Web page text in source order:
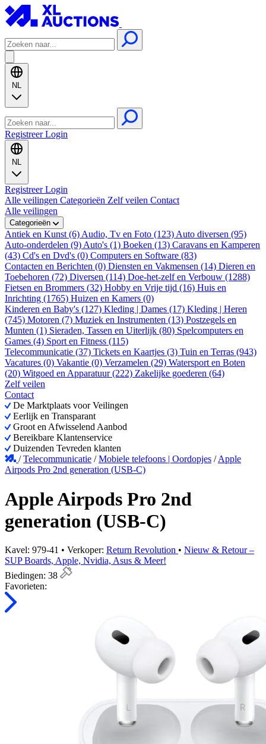
NL
RegistreerLogin
NL
RegistreerLogin
Alle veilingen Categorieën Zelf veilen Contact
Alle veilingen
Categorieën
Antiek en Kunst (6) Audio, Tv en Foto (123) Auto diversen (95)
Auto-onderdelen (9) Auto's (1) Boeken (13) Caravans en Kamperen
(43) Cd's en Dvd's (0) Computers en Software (83)
Contacten en Berichten (0) Diensten en Vakmensen (14) Dieren en
Toebehoren (72) Diversen (114) Doe-het-zelf en Verbouw (1288)
Fietsen en Brommers (32) Hobby en Vrije tijd (16) Huis en
Inrichting (1765) Huizen en Kamers (0)
Kinderen en Baby's (127) Kleding | Dames (17) Kleding | Heren
(745) Motoren (7) Muziek en Instrumenten (13) Postzegels en
Munten (1) Sieraden, Tassen en Uiterlijk (80) Spelcomputers en
Games (4) Sport en Fitness (115)
Telecommunicatie (37) Tickets en Kaartjes (3) Tuin en Terras (943)
Vacatures (0) Vakantie (0) Verzamelen (29) Watersport en Boten
(20) Witgoed en Apparatuur (222) Zakelijke goederen (64)
Zelf veilen
Contact
De Marktplaats voor Veilingen
Eerlijk en Transparant
Groot en Afwisselend Aanbod
Bereikbare Klantenservice
Duizenden Tevreden klanten
/Telecommunicatie /Mobiele telefoons | Oordopjes /Apple
Airpods Pro 2nd generation (USB-C)
Apple Airpods Pro 2nd
generation (USB-C)
Kavel: 979-41 • Verkoper: Return Revolution • Nieuw & Retour –
SUP Boards, Apple, Nvidia, Asus & Meer!
Biedingen: 38
Favorieten: